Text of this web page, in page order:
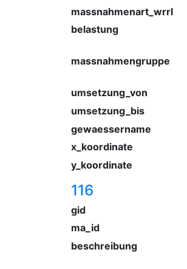
massnahmenart_wrrl
belastung
massnahmengruppe
umsetzung_von
umsetzung_bis
gewaessername
x_koordinate
y_koordinate
116
gid
ma_id
beschreibung